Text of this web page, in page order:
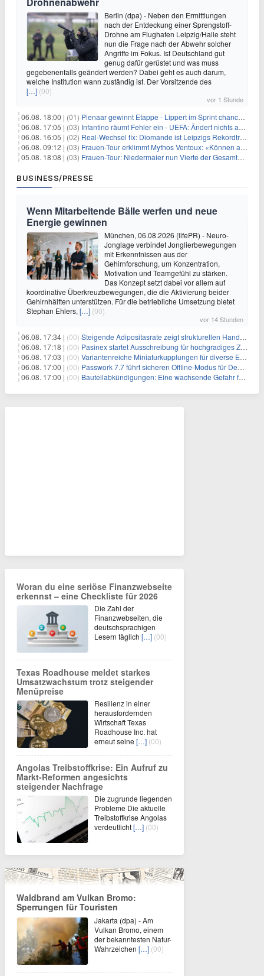
Berlin (dpa) - Neben den Ermittlungen
nach der Entdeckung einer Sprengstoff-
Drohne am Flughafen Leipzig/Halle steht
nun die Frage nach der Abwehr solcher
Angriffe im Fokus. Ist Deutschland gut
genug dafür gerüstet und was muss
gegebenenfalls geändert werden? Dabei geht es auch darum,
welche Institution wann zuständig ist. Der Vorsitzende des
[…] (00)
vor 1 Stunde
06.08. 18:00 | (01) Pienaar gewinnt Etappe - Lippert im Sprint chancenlos
06.08. 17:05 | (03) Infantino räumt Fehler ein - UEFA: Ändert nichts an Boykott
06.08. 16:05 | (02) Real-Wechsel fix: Diomande ist Leipzigs Rekordtransfer
06.08. 09:12 | (03) Frauen-Tour erklimmt Mythos Ventoux: «Können alles schaffen»
05.08. 18:08 | (03) Frauen-Tour: Niedermaier nun Vierte der Gesamtwertung
BUSINESS/PRESSE
Wenn Mitarbeitende Bälle werfen und neue
Energie gewinnen
München, 06.08.2026 (lifePR) - Neuro-
Jonglage verbindet Jonglierbewegungen
mit Erkenntnissen aus der
Gehirnforschung, um Konzentration,
Motivation und Teamgefühl zu stärken.
Das Konzept setzt dabei vor allem auf
koordinative Überkreuzbewegungen, die die Aktivierung beider
Gehirnhälften unterstützen. Für die betriebliche Umsetzung bietet
Stephan Ehlers, […] (00)
vor 14 Stunden
06.08. 17:34 | (00) Steigende Adipositasrate zeigt strukturellen Handlungsbedarf bei der Ernährung schulpflichtiger Kinder
06.08. 17:18 | (00) Pasinex startet Ausschreibung für hochgradiges Zinksulfidkonzentrat mit Germanium- und Silbergehalten und stellt ein Betriebsupdate bereit
06.08. 17:03 | (00) Variantenreiche Miniaturkupplungen für diverse Einsatzbereiche
06.08. 17:00 | (00) Passwork 7.7 führt sicheren Offline-Modus für Desktop- und Mobile-Apps ein
06.08. 17:00 | (00) Bauteilabkündigungen: Eine wachsende Gefahr für industrielle Elektroniksysteme
Woran du eine seriöse Finanzwebseite
erkennst – eine Checkliste für 2026
Die Zahl der
Finanzwebseiten, die
deutschsprachigen
Lesern täglich […] (00)
Texas Roadhouse meldet starkes
Umsatzwachstum trotz steigender
Menüpreise
Resilienz in einer
herausfordernden
Wirtschaft Texas
Roadhouse Inc. hat
erneut seine […] (00)
Angolas Treibstoffkrise: Ein Aufruf zu
Markt-Reformen angesichts
steigender Nachfrage
Die zugrunde liegenden
Probleme Die aktuelle
Treibstoffkrise Angolas
verdeutlicht[…] (00)
Waldbrand am Vulkan Bromo:
Sperrungen für Touristen
Jakarta (dpa) - Am
Vulkan Bromo, einem
der bekanntesten Natur-
Wahrzeichen […] (00)